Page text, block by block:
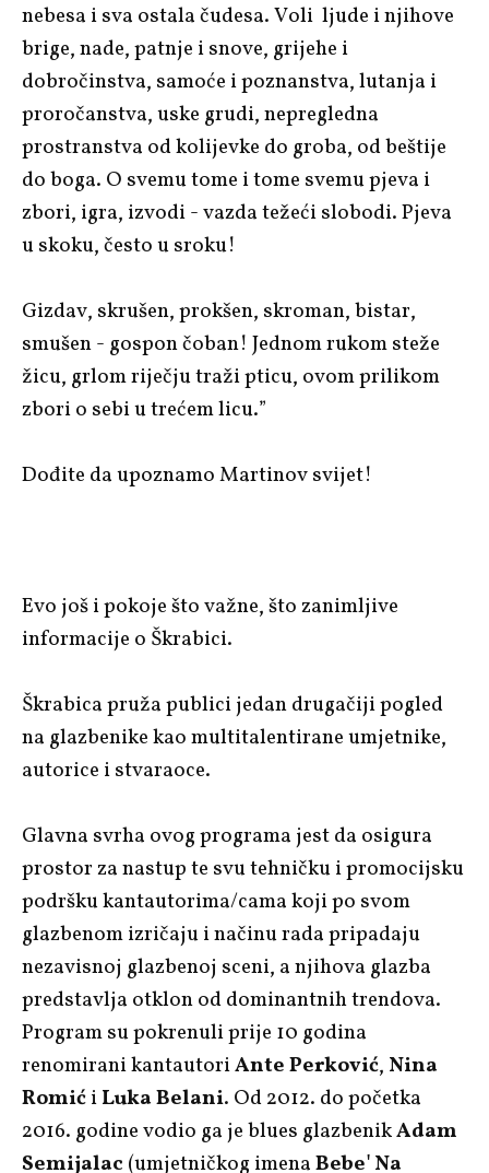
nebesa i sva ostala čudesa. Voli ljude i njihove
brige, nade, patnje i snove, grijehe i
dobročinstva, samoće i poznanstva, lutanja i
proročanstva, uske grudi, nepregledna
prostranstva od kolijevke do groba, od beštije
do boga. O svemu tome i tome svemu pjeva i
zbori, igra, izvodi - vazda težeći slobodi. Pjeva
u skoku, često u sroku!
Gizdav, skrušen, prokšen, skroman, bistar,
smušen - gospon čoban! Jednom rukom steže
žicu, grlom riječju traži pticu, ovom prilikom
zbori o sebi u trećem licu.”
Dođite da upoznamo Martinov svijet!
Evo još i pokoje što važne, što zanimljive
informacije o Škrabici.
Škrabica pruža publici jedan drugačiji pogled
na glazbenike kao multitalentirane umjetnike,
autorice i stvaraoce.
Glavna svrha ovog programa jest da osigura
prostor za nastup te svu tehničku i promocijsku
podršku kantautorima/cama koji po svom
glazbenom izričaju i načinu rada pripadaju
nezavisnoj glazbenoj sceni, a njihova glazba
predstavlja otklon od dominantnih trendova.
Program su pokrenuli prije 10 godina
renomirani kantautoriAnte Perković, Nina
RomićiLuka Belani. Od 2012. do početka
2016. godine vodio ga je blues glazbenikAdam
Semijalac (umjetničkog imenaBebe' Na